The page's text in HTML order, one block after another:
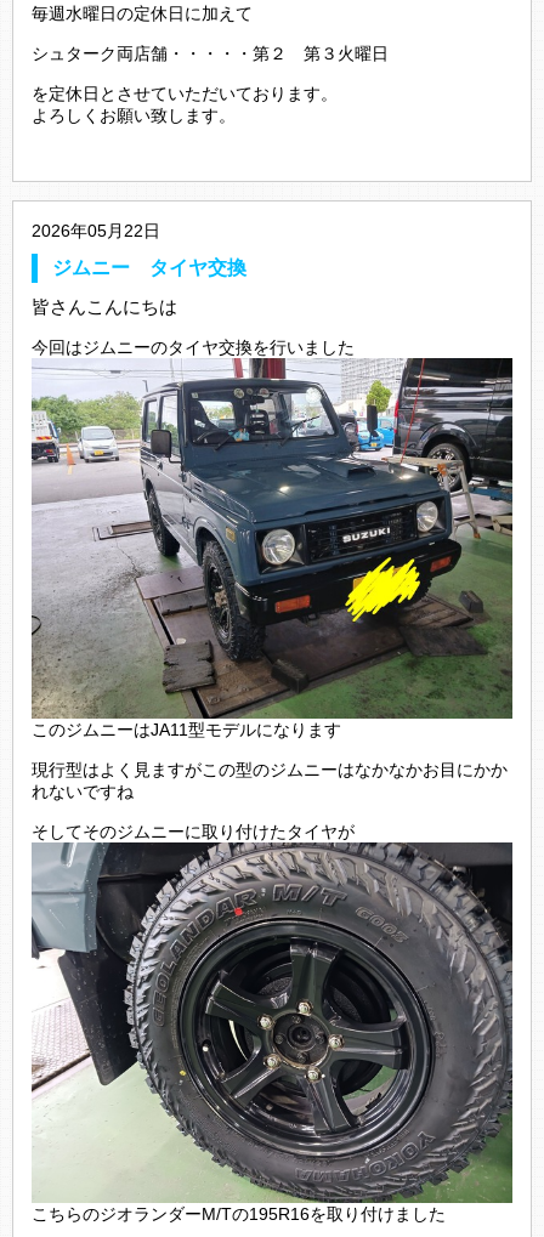
毎週水曜日の定休日に加えて
シュターク両店舗・・・・・第２ 第３火曜日
を定休日とさせていただいております。
よろしくお願い致します。
2026年05月22日
ジムニー タイヤ交換
皆さんこんにちは
今回はジムニーのタイヤ交換を行いました
このジムニーはJA11型モデルになります
現行型はよく見ますがこの型のジムニーはなかなかお目にかか
れないですね
そしてそのジムニーに取り付けたタイヤが
こちらのジオランダーM/Tの195R16を取り付けました